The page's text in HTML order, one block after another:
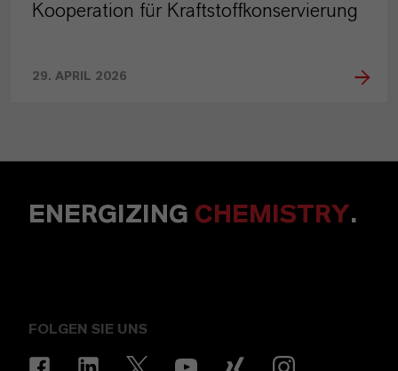
Kooperation für Kraftstoffkonservierung
29. APRIL 2026
ENERGIZING CHEMISTRY.
FOLGEN SIE UNS